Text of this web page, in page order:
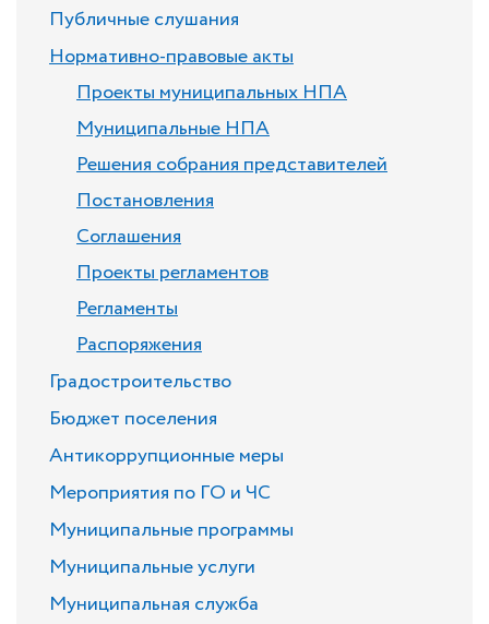
Публичные слушания
Нормативно-правовые акты
Проекты муниципальных НПА
Муниципальные НПА
Решения собрания представителей
Постановления
Соглашения
Проекты регламентов
Регламенты
Распоряжения
Градостроительство
Бюджет поселения
Антикоррупционные меры
Мероприятия по ГО и ЧС
Муниципальные программы
Муниципальные услуги
Муниципальная служба